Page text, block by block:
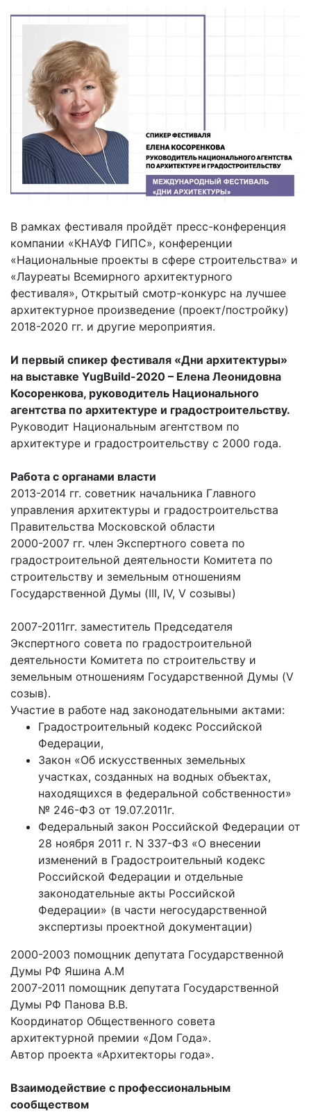
В рамках фестиваля пройдёт пресс-конференция
компании «КНАУФ ГИПС», конференции
«Национальные проекты в сфере строительства» и
«Лауреаты Всемирного архитектурного
фестиваля», Открытый смотр-конкурс на лучшее
архитектурное произведение (проект/постройку)
2018-2020 гг. и другие мероприятия.
И первый спикер фестиваля «Дни архитектуры»
на выставке YugBuild-2020 – Елена Леонидовна
Косоренкова, руководитель Национального
агентства по архитектуре и градостроительству.
Руководит Национальным агентством по
архитектуре и градостроительству с 2000 года.
Работа с органами власти
2013-2014 гг. советник начальника Главного
управления архитектуры и градостроительства
Правительства Московской области
2000-2007 гг. член Экспертного совета по
градостроительной деятельности Комитета по
строительству и земельным отношениям
Государственной Думы (III, IV, V созывы)
2007-2011гг. заместитель Председателя
Экспертного совета по градостроительной
деятельности Комитета по строительству и
земельным отношениям Государственной Думы (V
созыв).
Участие в работе над законодательными актами:
Градостроительный кодекс Российской
Федерации,
Закон «Об искусственных земельных
участках, созданных на водных объектах,
находящихся в федеральной собственности»
№ 246-ФЗ от 19.07.2011г.
Федеральный закон Российской Федерации от
28 ноября 2011 г. N 337-ФЗ «О внесении
изменений в Градостроительный кодекс
Российской Федерации и отдельные
законодательные акты Российской
Федерации» (в части негосударственной
экспертизы проектной документации)
2000-2003 помощник депутата Государственной
Думы РФ Яшина А.М
2007-2011 помощник депутата Государственной
Думы РФ Панова В.В.
Координатор Общественного совета
архитектурной премии «Дом Года».
Автор проекта «Архитекторы года».
Взаимодействие с профессиональным
сообществом